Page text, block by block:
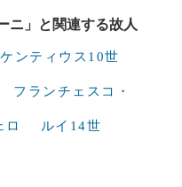
ニ」と関連する故人
ンティウス10世
フランチェスコ・
ロ ルイ14世